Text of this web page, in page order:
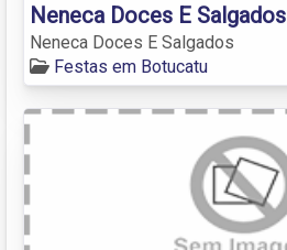
Neneca Doces E Salgados
Neneca Doces E Salgados
Festas em Botucatu